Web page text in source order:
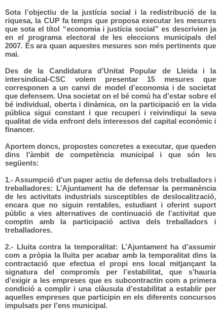
Sota l’objectiu de la justícia social i la redistribució de la
riquesa, la CUP fa temps que proposa executar les mesures
que sota el títol “economia i justícia social” es descrivien ja
en el programa electoral de les eleccions municipals del
2007. És ara quan aquestes mesures son més pertinents que
mai.
Des de la Candidatura d’Unitat Popular de Lleida i la
intersindical-CSC volem presentar 15 mesures que
corresponen a un canvi de model d’economia i de societat
que defensem. Una societat on el bé comú ha d’estar sobre el
bé individual, oberta i dinàmica, on la participació en la vida
pública sigui constant i que recuperi i reivindiqui la seva
qualitat de vida enfront dels interessos del capital econòmic i
financer.
Aportem doncs, propostes concretes a executar, que queden
dins l’àmbit de competència municipal i que són les
següents:
1.- Assumpció d’un paper actiu de defensa dels treballadors i
treballadores: L’Ajuntament ha de defensar la permanència
de les activitats industrials susceptibles de deslocalització,
encara que no siguin rentables, estudiant i oferint suport
públic a vies alternatives de continuació de l’activitat que
comptin amb la participació activa dels treballadors i
treballadores.
2.- Lluita contra la temporalitat: L’Ajuntament ha d’assumir
com a pròpia la lluita per acabar amb la temporalitat dins la
contractació que efectua el propi ens local mitjançant la
signatura del compromís per l’estabilitat, que s’hauria
d’exigir a les empreses que es subcontractin com a primera
condició a complir i una clàusula d’estabilitat a establir per
aquelles empreses que participin en els diferents concursos
impulsats per l’ens municipal.